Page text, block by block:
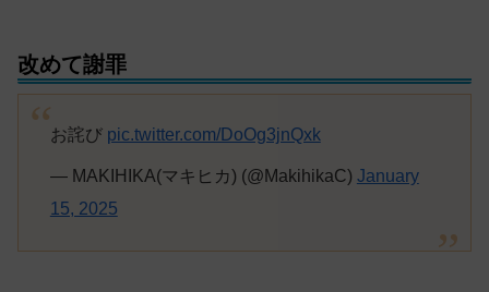
改めて謝罪
お詫び pic.twitter.com/DoOg3jnQxk
— MAKIHIKA(マキヒカ) (@MakihikaC) January
15, 2025